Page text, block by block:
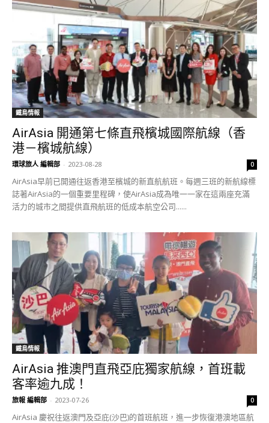
鐵鳥情報
AirAsia 開通第七條直飛檳城國際航線（香
港－檳城航線）
環球旅人 編輯部 - 2023-08-28 0
AirAsia早前已開通往返香港至檳城的新直航航班。每週三班的新航線標
誌著AirAsia的一個重要里程碑，使AirAsia成為唯一一家在這兩座充滿
活力的城市之間提供直飛航班的低成本航空公司......
鐵鳥情報
AirAsia 推澳門直飛亞庇獨家航線，首班載
客率逾九成！
旅報 編輯部 - 2023-07-26 0
AirAsia 慶祝往返澳門及亞庇(沙巴)的首班航班，進一步恢復港澳地區航